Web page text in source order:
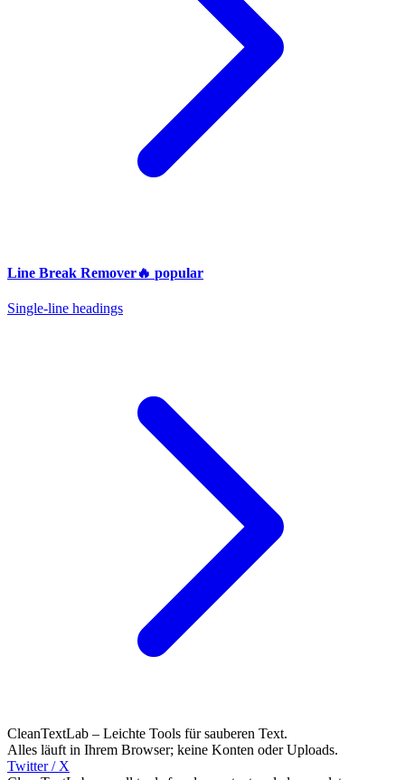
Line Break Remover🔥 popular
Single-line headings
CleanTextLab – Leichte Tools für sauberen Text.
Alles läuft in Ihrem Browser; keine Konten oder Uploads.
Twitter / X